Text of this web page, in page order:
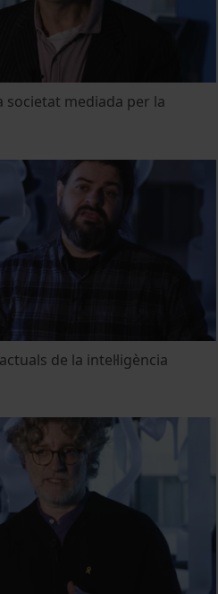
societat mediada per la
de la intel·ligència